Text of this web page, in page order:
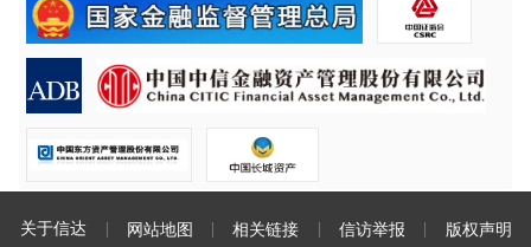
关于信达 网站地图 相关链接 信访举报 版权声明